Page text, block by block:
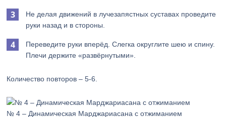
Не делая движений в лучезапястных суставах проведите
руки назад и в стороны.
Переведите руки вперёд. Слегка округлите шею и спину.
Плечи держите «развёрнутыми».
Количество повторов – 5-6.
№ 4 – Динамическая Марджариасана с отжиманием